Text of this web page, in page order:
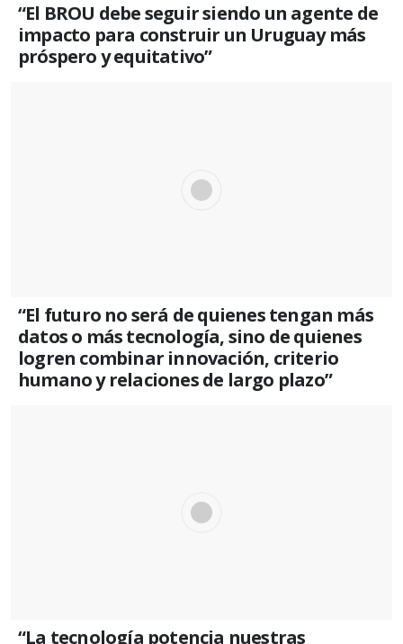
“El BROU debe seguir siendo un agente de
impacto para construir un Uruguay más
próspero y equitativo”
“El futuro no será de quienes tengan más
datos o más tecnología, sino de quienes
logren combinar innovación, criterio
humano y relaciones de largo plazo”
“La tecnología potencia nuestras